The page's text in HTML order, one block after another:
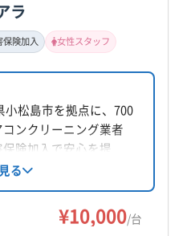
度郡まんのう町
県) 仲多度郡多度津町
木田郡三木町
市 吉野川市
鳴門市
海部郡海陽町
三好郡東みよし町
ラ
保険加入 女性スタッフ
小松島市を拠点に、700
ンクリーニング業者
険加入で安心を提
で、ペットがいる家
本料金10,000円/台か
外機洗浄などのオプ
せたオンリーワンサ
る
¥10,000/台